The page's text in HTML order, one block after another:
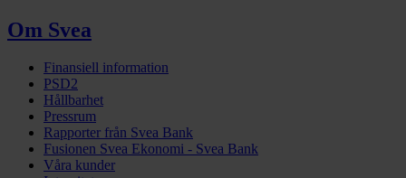
Om Svea
Finansiell information
PSD2
Hållbarhet
Pressrum
Rapporter från Svea Bank
Fusionen Svea Ekonomi - Svea Bank
Våra kunder